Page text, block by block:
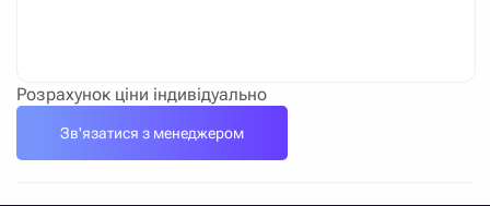
Розрахунок ціни індивідуально
Зв'язатися з менеджером